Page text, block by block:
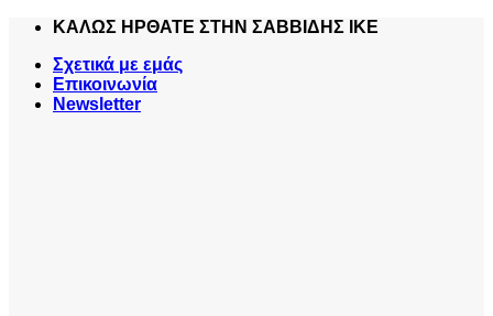
Skip
content
ΚΑΛΩΣ ΗΡΘΑΤΕ ΣΤΗΝ ΣΑΒΒΙΔΗΣ ΙΚΕ
Σχετικά με εμάς
Επικοινωνία
Newsletter